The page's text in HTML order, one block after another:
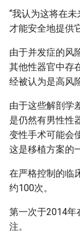
“我认为这将在
才能安全地提供
由于并发症的风
其他性器官中存
经被认为是高风
由于这些解剖学
是仍然有男性性
变性手术可能会
这是移植方案的
在严格控制的临
约100次。
第一次于2014年
注。